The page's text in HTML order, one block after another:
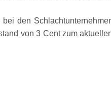
den
von 3 Cent zum